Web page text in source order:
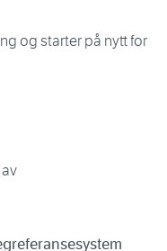
og starter på nytt for